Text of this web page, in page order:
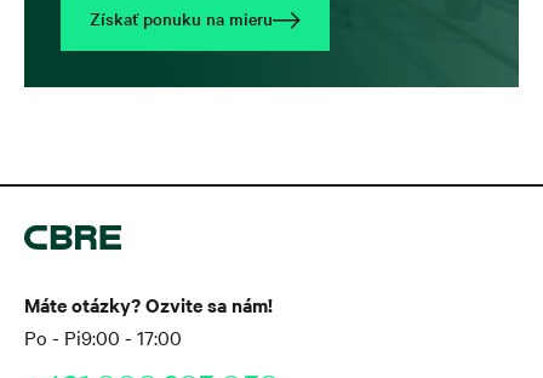
Získať ponuku na mieru
Máte otázky? Ozvite sa nám!
Po - Pi9:00 - 17:00